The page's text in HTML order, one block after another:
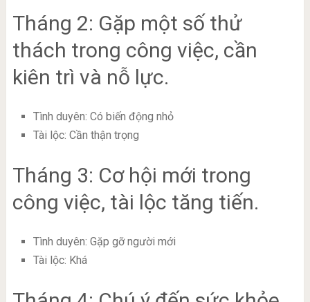
Tháng 2: Gặp một số thử
thách trong công việc, cần
kiên trì và nỗ lực.
Tình duyên: Có biến động nhỏ
Tài lộc: Cần thận trọng
Tháng 3: Cơ hội mới trong
công việc, tài lộc tăng tiến.
Tình duyên: Gặp gỡ người mới
Tài lộc: Khá